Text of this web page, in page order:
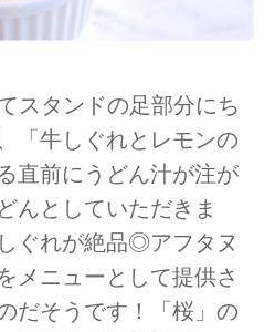
スタンドの足部分にち
「牛しぐれとレモンの
直前にうどん汁が注が
んとしていただきま
ぐれが絶品◎アフタヌ
メニューとして提供さ
だそうです！「桜」の